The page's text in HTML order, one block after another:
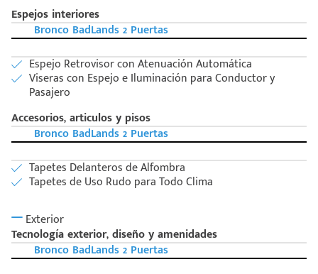
Ingresar
Espejos interiores
Bronco BadLands 2 Puertas
Espejo Retrovisor con Atenuación Automática
Viseras con Espejo e Iluminación para Conductor y
Pasajero
Accesorios, articulos y pisos
Bronco BadLands 2 Puertas
Tapetes Delanteros de Alfombra
Tapetes de Uso Rudo para Todo Clima
Exterior
Tecnología exterior, diseño y amenidades
Bronco BadLands 2 Puertas